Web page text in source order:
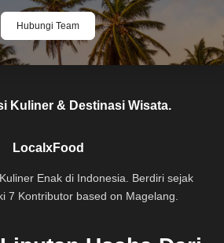
Hubungi Team
Kuliner & Destinasi Wisata.
LocalxFood
Enak di Indonesia. Berdiri sejak
7 Kontributor based on Magelang.